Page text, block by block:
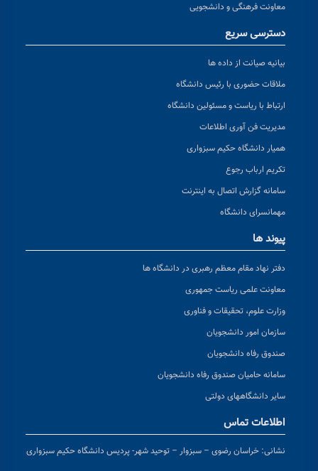
معاونت فرهنگی و دانشجویی
دسترسی سریع
بیانیه صیانت از داده ها
ملاقات حضوری با رئیس دانشگاه
ارتباط با ریاست و مسئولین دانشگاه
مدیریت فن آوری اطلاعات
همیار دانشگاه حکیم سبزواری
تکریم ارباب رجوع
سامانه گزارش اتصال به اینترنت
مهمانسرای دانشگاه
پیوند ها
دفتر نهاد مقام معظم رهبری در دانشگاه ها
معاونت علمی ریاست جمهوری
وزارت علوم، تحقیقات و فناوری
سازمان امور دانشجویان
صندوق رفاه دانشجویان
سامانه حامیان صندوق رفاه دانشجویان
سایر دانشگاههای دولتی
اطلاعات تماس
نشانی: خراسان رضوی – سبزوار – توحید شهر- پردیس دانشگاه حکیم سبزواری